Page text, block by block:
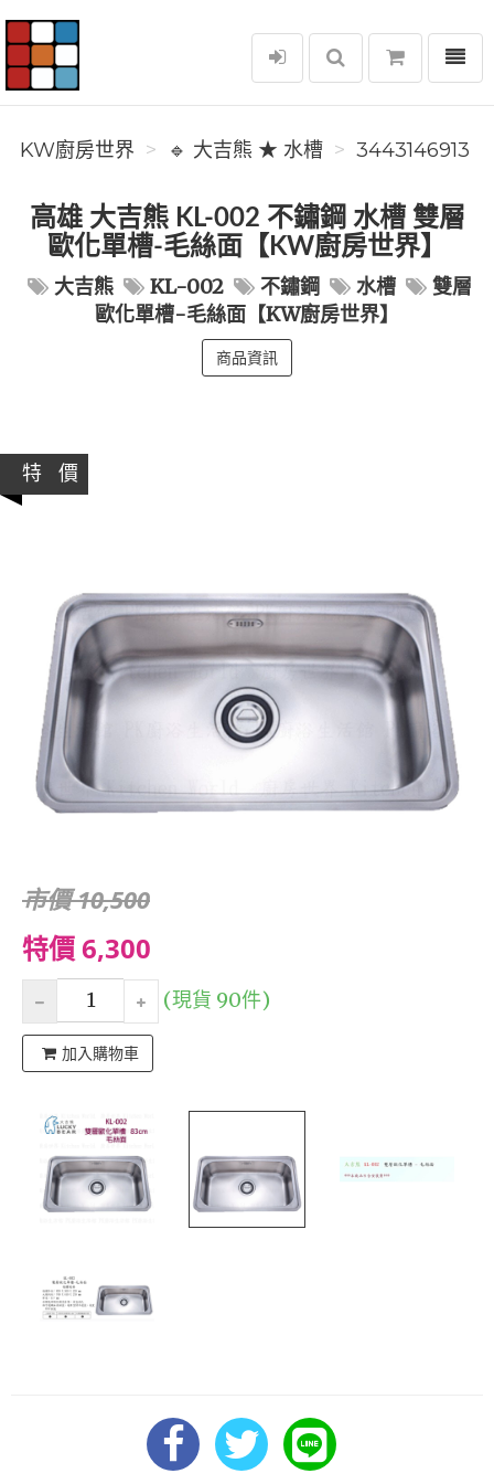
KW廚房世界
選單
KW廚房世界 🔹 大吉熊 ★ 水槽 3443146913
高雄 大吉熊 KL-002 不鏽鋼 水槽 雙層
歐化單槽-毛絲面【KW廚房世界】
大吉熊 KL-002 不鏽鋼 水槽
雙層
歐化單槽-毛絲面【KW廚房世界】
商品資訊
特 價
市價 10,500
特價 6,300
(現貨 90件)
加入購物車